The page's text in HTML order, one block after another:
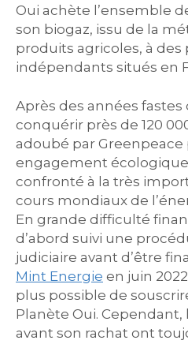
Oui achète l’ensemble
son biogaz, issu de la
produits agricoles, à
indépendants situés en
Après des années
conquérir près de 120
adoubé par Greenpeace
engagement
confronté à la très
cours mondiaux de
En grande difficulté
d’abord suivi une
judiciaire avant d’être
Mint Energie en juin
plus possible de
Planète Oui.
avant son rachat ont